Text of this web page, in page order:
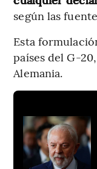
según las
Esta
países del G-
Alemania.